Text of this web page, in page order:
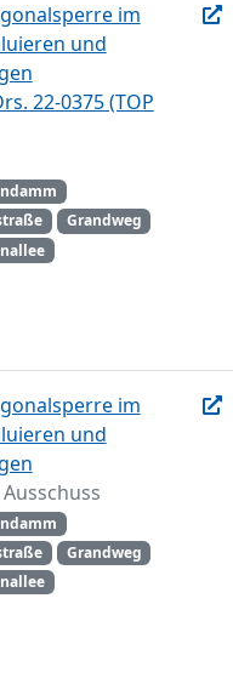
im
und
22-0375 (TOP
Grandweg
im
und
Grandweg